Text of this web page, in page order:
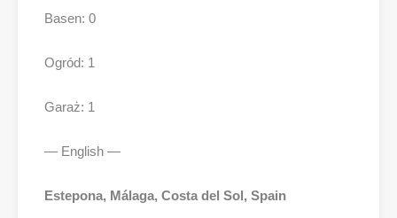
Basen: 0
Ogród: 1
Garaż: 1
— English —
Estepona, Málaga, Costa del Sol, Spain